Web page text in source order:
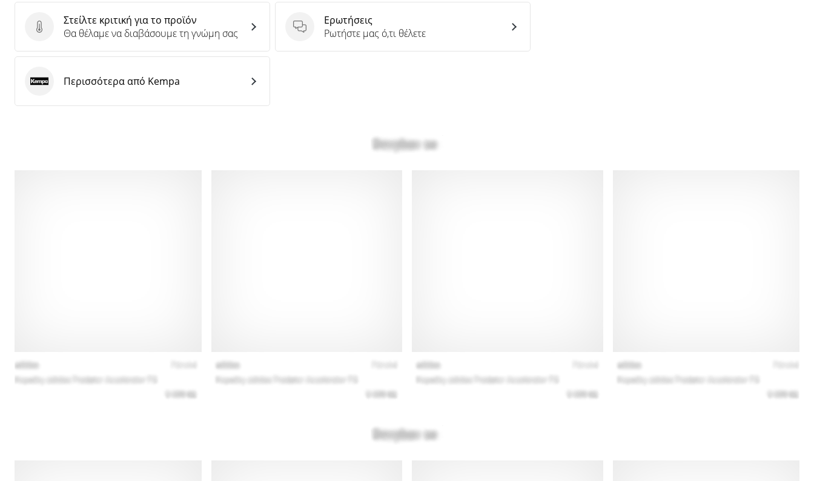
Στείλτε κριτική για το προϊόν
Στείλτε κριτική για το προϊόν
Θα θέλαμε να διαβάσουμε τη γνώμη σας
Ερωτήσεις
Ερωτήσεις
Ρωτήστε μας ό,τι θέλετε
KempaΠερισσότερα από Kempa